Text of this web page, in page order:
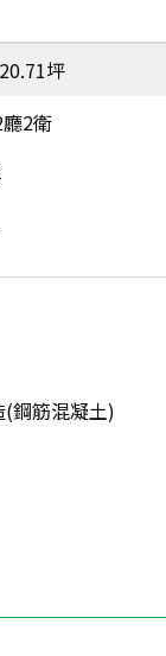
20.71坪
2衛
(鋼筋混凝土)